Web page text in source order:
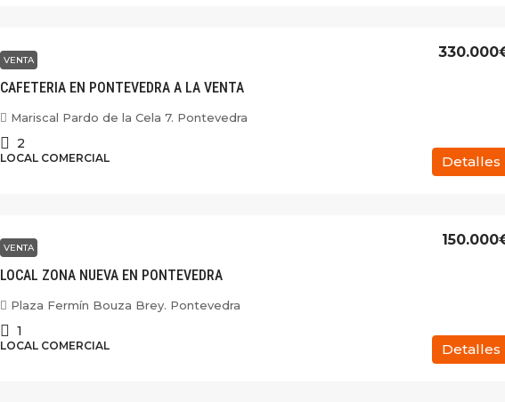
VENTA
CAFETERIA EN PONTEVEDRA A LA VENTA
Mariscal Pardo de la Cela 7. Pontevedra
2
LOCAL COMERCIAL Detalles
VENTA
LOCAL ZONA NUEVA EN PONTEVEDRA
Plaza Fermín Bouza Brey. Pontevedra
1
LOCAL COMERCIAL Detalles